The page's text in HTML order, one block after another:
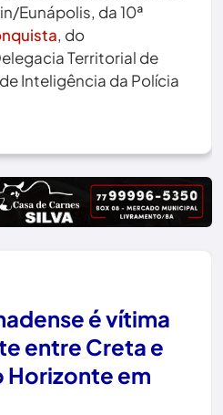
Eunápolis, da 10ª
, do
Territorial de
Inteligência da Polícia
é vítima
entre Creta e
Horizonte em